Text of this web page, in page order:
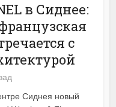
в Сиднее:
с
Сиднея новый